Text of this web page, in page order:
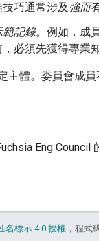
巧通常涉及 強而
範記錄。例如，成
必須先獲得專業
體。委員會成員
Eng Council
名標示 4.0 授權 ，程式